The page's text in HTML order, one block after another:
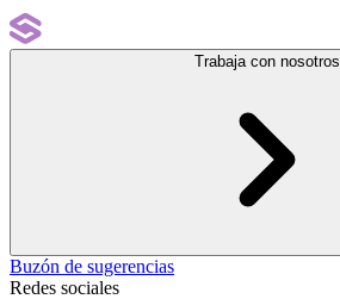
Trabaja con nosotros
Buzón de sugerencias
Redes sociales